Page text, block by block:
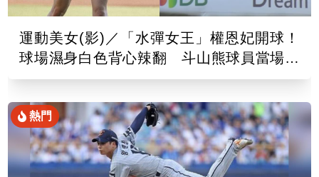
運動美女(影)／「水彈女王」權恩妃開球！
球場濕身白色背心辣翻 斗山熊球員當場看
傻
熱門